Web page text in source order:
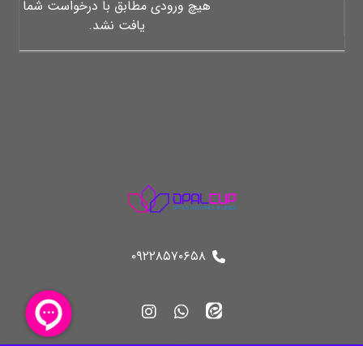
هیچ ورودی مطابق با درخواست شما
یافت نشد.
۰۹۲۲۸۵۷۰۶۵۸